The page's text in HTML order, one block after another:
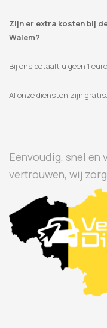
Zijn er extra kosten bij
Walem?
Bij ons betaalt u geen 1
Al onze diensten zijn gratis.
Eenvoudig, snel en
vertrouwen, wij